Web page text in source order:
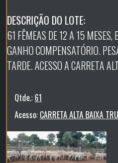
DESCRIÇÃO DO LOTE:
61 FÊMEAS DE 12 A 15
GANHO COMPENSATÓRIO.
TARDE. ACESSO A CARRETA
Qtde.: 61
Acesso: CARRETA ALTA BAIXA